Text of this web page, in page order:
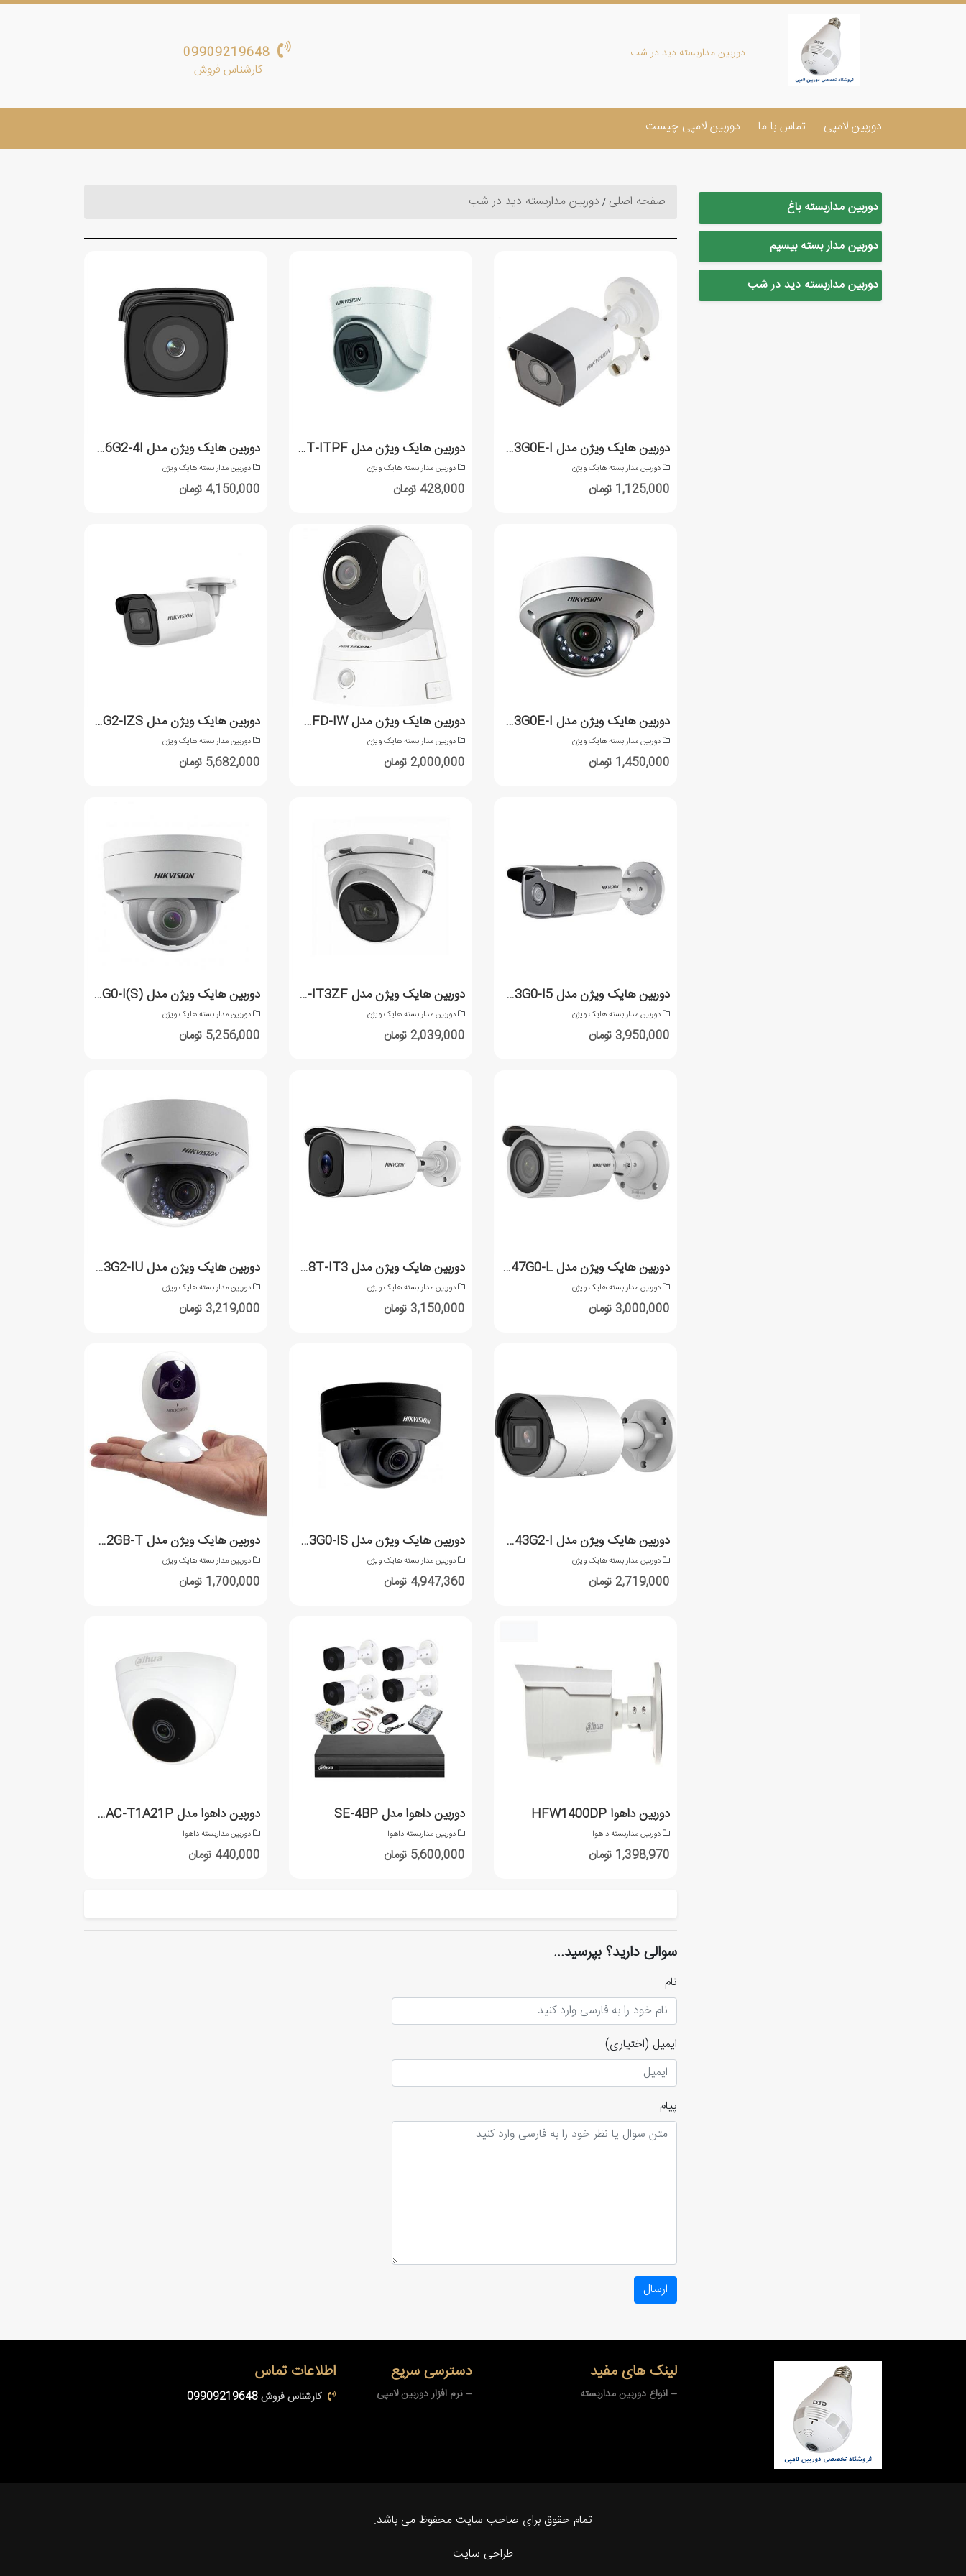
دوربین مداربسته دید در شب
09909219648
کارشناس فروش
دوربین لامپی تماس با ما دوربین لامپی چیست
صفحه اصلی دوربین مداربسته دید در شب
دوربین هایک ویژن مدل DS-2CD1023G0E-I
دوربین مدار بسته هایک ویژن
1,125,000 تومان
دوربین هایک ویژن مدل DS-2CE76D0T-ITPF
دوربین مدار بسته هایک ویژن
428,000 تومان
دوربین هایک ویژن مدل DS-2CD2T66G2-4I
دوربین مدار بسته هایک ویژن
4,150,000 تومان
دوربین هایک ویژن مدل DS-2CD1123G0E-I
دوربین مدار بسته هایک ویژن
1,450,000 تومان
دوربین هایک ویژن مدل DS-2CD2Q10FD-IW
دوربین مدار بسته هایک ویژن
2,000,000 تومان
دوربین هایک ویژن مدل DS-2CD2643G2-IZS
دوربین مدار بسته هایک ویژن
5,682,000 تومان
دوربین هایک ویژن مدل DS-2CD2T43G0-I5
دوربین مدار بسته هایک ویژن
3,950,000 تومان
دوربین هایک ویژن مدل DS-2CE56H0T-IT3ZF
دوربین مدار بسته هایک ویژن
2,039,000 تومان
دوربین هایک ویژن مدل (DS-2CD2163G0-I(S
دوربین مدار بسته هایک ویژن
5,256,000 تومان
دوربین هایک ویژن مدل DS-2CD1047G0-L
دوربین مدار بسته هایک ویژن
3,000,000 تومان
دوربین هایک ویژن مدل DS-2CE18U8T-IT3
دوربین مدار بسته هایک ویژن
3,150,000 تومان
دوربین هایک ویژن مدل DS-2CD2143G2-IU
دوربین مدار بسته هایک ویژن
3,219,000 تومان
دوربین هایک ویژن مدل DS-2CD2043G2-I
دوربین مدار بسته هایک ویژن
2,719,000 تومان
دوربین هایک ویژن مدل DS-2CD2183G0-IS
دوربین مدار بسته هایک ویژن
4,947,360 تومان
دوربین هایک ویژن مدل DS-2CV2U21FD-IW/32GB-T
دوربین مدار بسته هایک ویژن
1,700,000 تومان
دوربین داهوا HFW1400DP
دوربین مداربسته داهوا
1,398,970 تومان
دوربین داهوا مدل SE-4BP
دوربین مداربسته داهوا
5,600,000 تومان
دوربین داهوا مدل DH-HAC-T1A21P
دوربین مداربسته داهوا
440,000 تومان
سوالی دارید؟ بپرسید...
نام
ایمیل (اختیاری)
پیام
ارسال
دوربین مداربسته باغ
دوربین مدار بسته بیسیم
دوربین مداربسته دید در شب
لینک های مفید
انواع دوربین مداربسته
دسترسی سریع
نرم افزار دوربین لامپی
اطلاعات تماس
کارشناس فروش09909219648
تمام حقوق برای صاحب سایت محفوظ می باشد.
طراحی سایت